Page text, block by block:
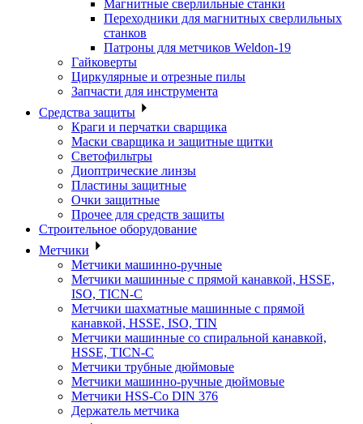
Магнитные сверлильные станки
Переходники для магнитных сверлильных
станков
Патроны для метчиков Weldon-19
Гайковерты
Циркулярные и отрезные пилы
Запчасти для инструмента
Средства защиты
Краги и перчатки сварщика
Маски сварщика и защитные щитки
Светофильтры
Диоптрические линзы
Пластины защитные
Очки защитные
Прочее для средств защиты
Строительное оборудование
Метчики
Метчики машинно-ручные
Метчики машинные с прямой канавкой, HSSE,
ISO, TICN-C
Метчики шахматные машинные с прямой
канавкой, HSSE, ISO, TIN
Метчики машинные со спиральной канавкой,
HSSE, TICN-C
Метчики трубные дюймовые
Метчики машинно-ручные дюймовые
Метчики HSS-Co DIN 376
Держатель метчика